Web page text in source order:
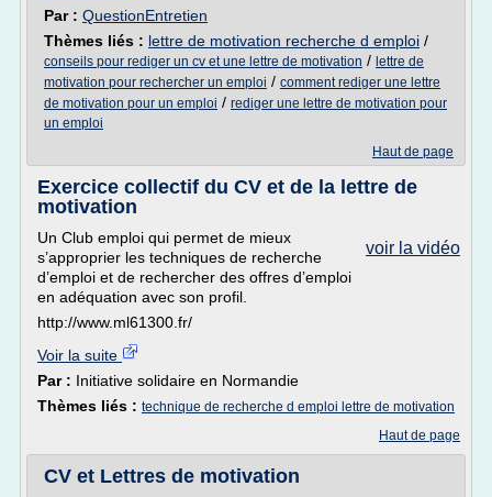
Par : QuestionEntretien
Thèmes liés : lettre de motivation recherche d emploi /
conseils pour rediger un cv et une lettre de motivation / lettre de
motivation pour rechercher un emploi / comment rediger une lettre
de motivation pour un emploi / rediger une lettre de motivation pour
un emploi
Haut de page
Exercice collectif du CV et de la lettre de
motivation
voir la vidéo
Un Club emploi qui permet de mieux
s’approprier les techniques de recherche
d’emploi et de rechercher des offres d’emploi
en adéquation avec son profil.
http://www.ml61300.fr/
Voir la suite
Par : Initiative solidaire en Normandie
Thèmes liés : technique de recherche d emploi lettre de motivation
Haut de page
CV et Lettres de motivation